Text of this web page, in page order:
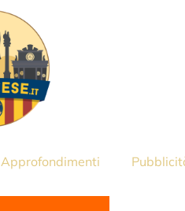
Approfondimenti